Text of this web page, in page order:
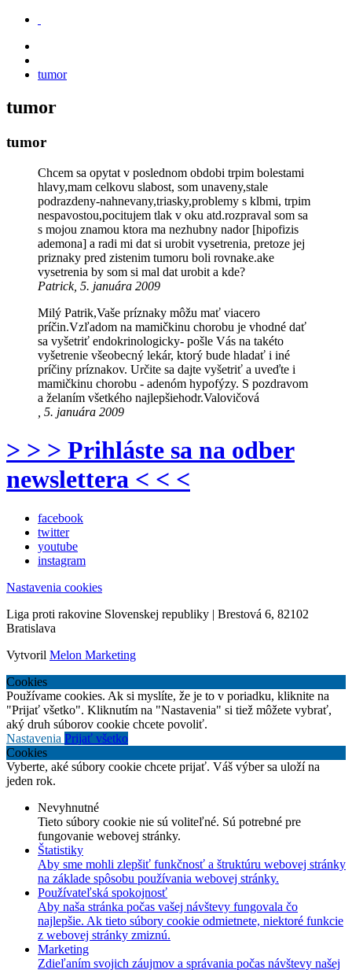
tumor
tumor
tumor
Chcem sa opytat v poslednom obdobi trpim bolestami
hlavy,mam celkovu slabost, som unaveny,stale
podrazdeny-nahnevany,triasky,problemy s klbmi, trpim
nespavostou,pocitujem tlak v oku atd.rozpraval som sa
s mojou znamou ktora ma nezhubny nador [hipofizis
ademona] a radi mi dat si urobit vysetrenia, pretoze jej
priznaky pred zistenim tumoru boli rovnake.ake
vysetrenia by som si mal dat urobit a kde?
Patrick, 5. januára 2009
Milý Patrik,Vaše príznaky môžu mať viacero
príčin.Vzľadom na mamičkinu chorobu je vhodné dať
sa vyšetriť endokrinologicky- pošle Vás na takéto
vyšetrenie všeobecný lekár, ktorý bude hladať i iné
príčiny príznakov. Určite sa dajte vyšetriť a uveďte i
mamičkinu chorobu - adenóm hypofýzy. S pozdravom
a želaním všetkého najlepšiehodr.Valovičová
, 5. januára 2009
> > > Prihláste sa na odber
newslettera < < <
facebook
twitter
youtube
instagram
Nastavenia cookies
Liga proti rakovine Slovenskej republiky | Brestová 6, 82102
Bratislava
Vytvoril Melon Marketing
Cookies
Používame cookies. Ak si myslíte, že je to v poriadku, kliknite na
"Prijať všetko". Kliknutím na "Nastavenia" si tiež môžete vybrať,
aký druh súborov cookie chcete povoliť.
Nastavenia Prijať všetko
Cookies
Vyberte, aké súbory cookie chcete prijať. Váš výber sa uloží na
jeden rok.
Nevyhnutné
Tieto súbory cookie nie sú voliteľné. Sú potrebné pre
fungovanie webovej stránky.
Štatistiky
Aby sme mohli zlepšiť funkčnosť a štruktúru webovej stránky
na základe spôsobu používania webovej stránky.
Používateľská spokojnosť
Aby naša stránka počas vašej návštevy fungovala čo
najlepšie. Ak tieto súbory cookie odmietnete, niektoré funkcie
z webovej stránky zmiznú.
Marketing
Zdieľaním svojich záujmov a správania počas návštevy našej